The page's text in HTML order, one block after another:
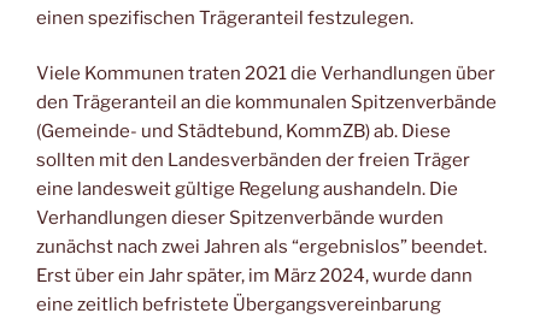
einen spezifischen Trägeranteil festzulegen.
Viele Kommunen traten 2021 die Verhandlungen über
den Trägeranteil an die kommunalen Spitzenverbände
(Gemeinde- und Städtebund, KommZB) ab. Diese
sollten mit den Landesverbänden der freien Träger
eine landesweit gültige Regelung aushandeln. Die
Verhandlungen dieser Spitzenverbände wurden
zunächst nach zwei Jahren als “ergebnislos” beendet.
Erst über ein Jahr später, im März 2024, wurde dann
eine zeitlich befristete Übergangsvereinbarung